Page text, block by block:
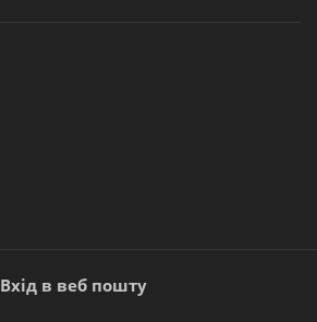
Вхід в веб пошту